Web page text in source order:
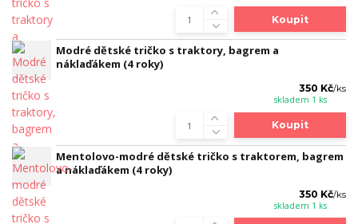
Koupit
Modré dětské tričko s traktory, bagrem a
náklaďákem (4 roky)
350 Kč/ks
skladem 1 ks
Koupit
Mentolovo-modré dětské tričko s traktorem, bagrem
a náklaďákem (4 roky)
350 Kč/ks
skladem 1 ks